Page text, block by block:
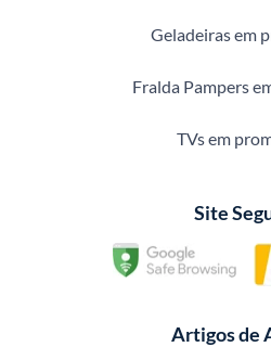
Geladeiras em
Fralda Pampers
TVs em
Site
Artigos de